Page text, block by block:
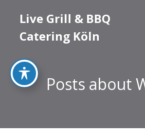
Live Grill & BBQ
Catering Köln
Posts about